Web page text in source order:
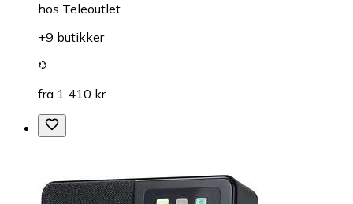
hos Teleoutlet
+9 butikker
fra 1 410 kr